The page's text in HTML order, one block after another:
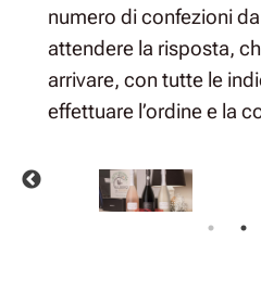
numero di confezioni
attendere la risposta,
arrivare, con tutte le
effettuare l’ordine e la